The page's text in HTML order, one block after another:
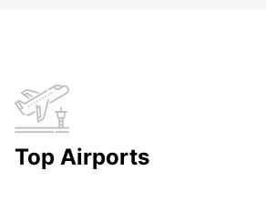
Top Airports